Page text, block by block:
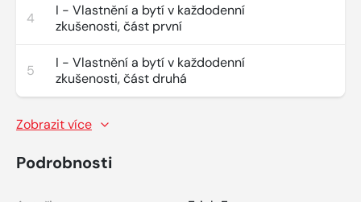
4
I - Vlastnění a bytí v každodenní
zkušenosti, část první
5
I - Vlastnění a bytí v každodenní
zkušenosti, část druhá
Zobrazit více
Podrobnosti